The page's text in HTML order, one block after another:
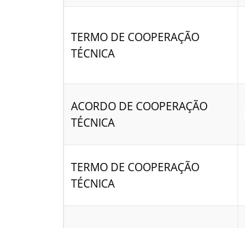
TERMO DE COOPERAÇÃO
TÉCNICA
ACORDO DE COOPERAÇÃO
TÉCNICA
TERMO DE COOPERAÇÃO
TÉCNICA